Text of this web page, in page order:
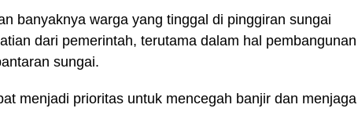
banyaknya warga yang tinggal di pinggiran sungai
dari pemerintah, terutama dalam hal pembangunan
sungai.
menjadi prioritas untuk mencegah banjir dan menjaga